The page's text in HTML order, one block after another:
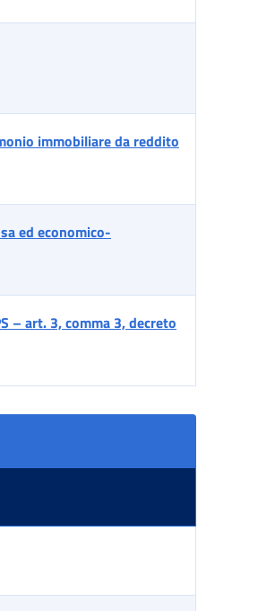
immobiliare da reddito
ed economico-
– art. 3, comma 3, decreto